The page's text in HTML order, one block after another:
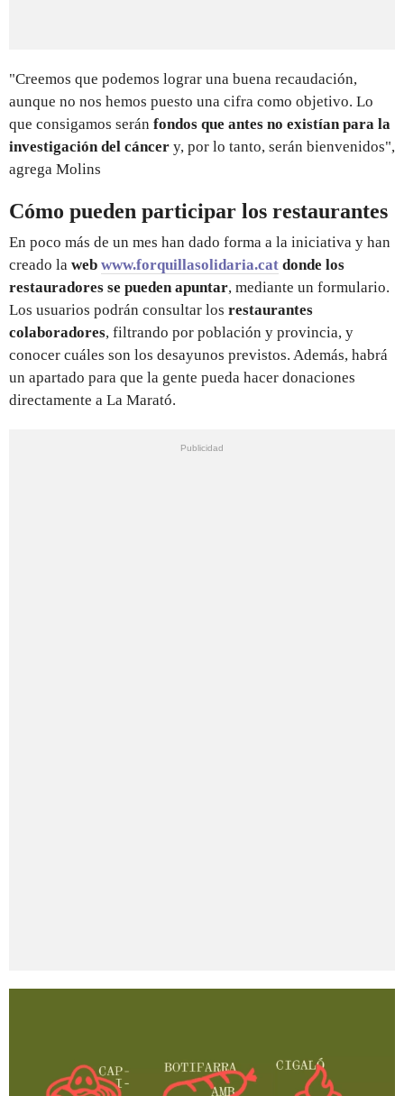
"Creemos que podemos lograr una buena recaudación,
aunque no nos hemos puesto una cifra como objetivo. Lo
que consigamos serán fondos que antes no existían para la
investigación del cáncer y, por lo tanto, serán bienvenidos",
agrega Molins
Cómo pueden participar los restaurantes
En poco más de un mes han dado forma a la iniciativa y han
creado la web www.forquillasolidaria.cat donde los
restauradores se pueden apuntar, mediante un formulario.
Los usuarios podrán consultar los restaurantes
colaboradores, filtrando por población y provincia, y
conocer cuáles son los desayunos previstos. Además, habrá
un apartado para que la gente pueda hacer donaciones
directamente a La Marató.